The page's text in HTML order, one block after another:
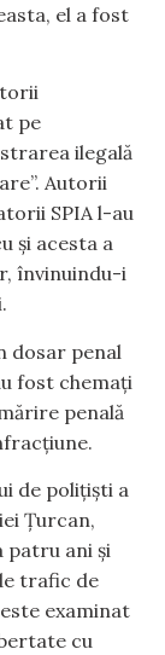
el a fost
pe
ilegală
Autorii
SPIA l-au
și acesta a
învinuindu-i
dosar penal
fost chemați
penală
de polițiști a
Țurcan,
patru ani și
trafic de
examinat
cu